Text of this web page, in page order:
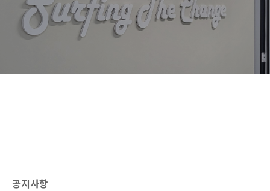
상들트래픽 스파이크와 서비스 시스
템트래픽 스파이크와 사용자 경험의
도된 지연이 가져오는 마법안정성과
서비스 품질의 균형, 유의..
접속 트래픽을 탐지하기 위해 다중의
검증 체계를 갖추고 있습니다. 접속
요청이 들어오면 봇매니저는 방화벽
공지사항